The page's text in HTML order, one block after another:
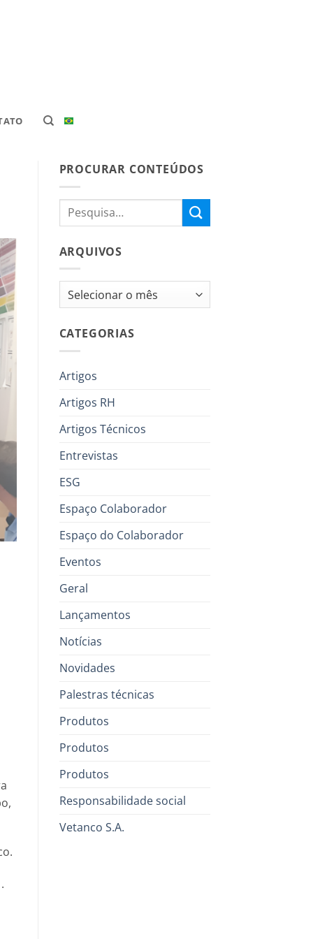
PROCURAR CONTEÚDOS
ARQUIVOS
Arquivos
CATEGORIAS
Artigos
Artigos RH
Artigos Técnicos
Entrevistas
ESG
Espaço Colaborador
Espaço do Colaborador
Eventos
Geral
Lançamentos
Notícias
Novidades
Palestras técnicas
Produtos
Produtos
Produtos
Responsabilidade social
Vetanco S.A.